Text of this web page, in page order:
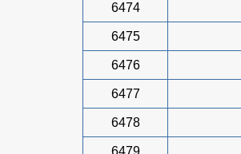
6474
6475
6476
6477
6478